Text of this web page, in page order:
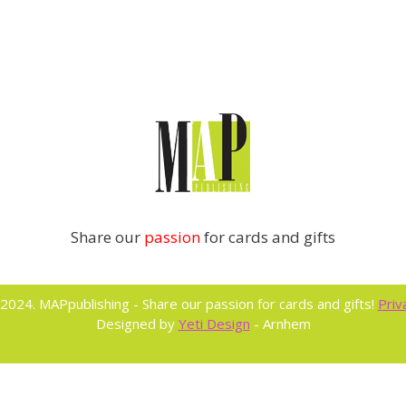
Share our passionfor cards and gifts
MAPpublishing - Share our passion for cards and gifts!
Designed by Yeti Design - Arnhem